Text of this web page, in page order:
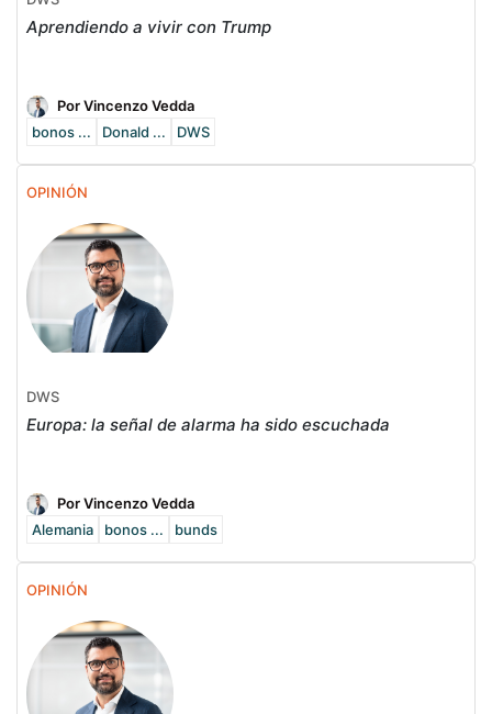
Aprendiendo a vivir con Trump
Por Vincenzo Vedda
bonos ...
Donald ... DWS
OPINIÓN
DWS
Europa: la señal de alarma ha sido escuchada
Por Vincenzo Vedda
Alemania
bonos ... bunds
OPINIÓN